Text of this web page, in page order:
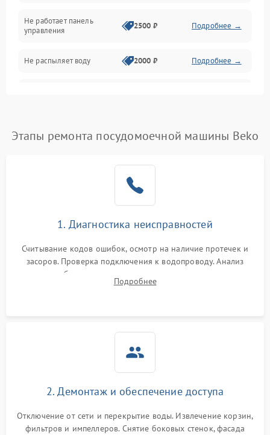
Гигиена
Программное обеспечение
Не работает панель
управления
2500 ₽ Подробнее →
Не распыляет воду 2000 ₽ Подробнее →
воды
1800 ₽ Подробнее →
Проблемы с
Этапы ремонта посудомоечной машины Beko
1. Диагностика неисправностей
Считывание кодов ошибок, осмотр на наличие протечек и
засоров. Проверка подключения к водопроводу. Анализ
жалоб на отсутствие слива, нагрева, вращения
разбрызгивателей или срабатывание системы защиты
Подробнее
2. Демонтаж и обеспечение доступа
Отключение от сети и перекрытие воды. Извлечение корзин,
фильтров и импеллеров. Снятие боковых стенок, фасада